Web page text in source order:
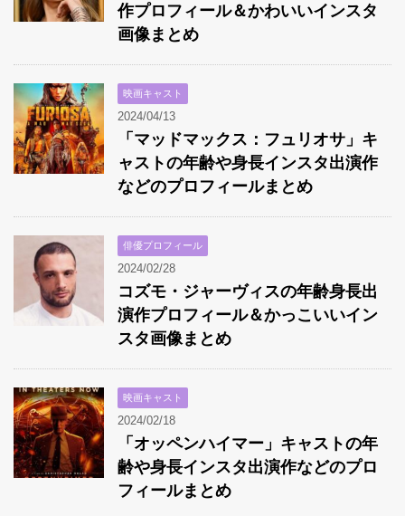
作プロフィール＆かわいいインスタ
画像まとめ
映画キャスト
2024/04/13
「マッドマックス：フュリオサ」キ
ャストの年齢や身長インスタ出演作
などのプロフィールまとめ
俳優プロフィール
2024/02/28
コズモ・ジャーヴィスの年齢身長出
演作プロフィール＆かっこいいイン
スタ画像まとめ
映画キャスト
2024/02/18
「オッペンハイマー」キャストの年
齢や身長インスタ出演作などのプロ
フィールまとめ